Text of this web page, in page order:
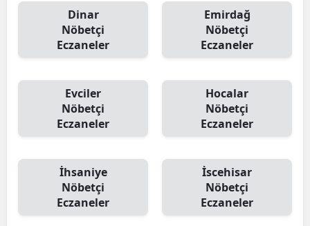
Dinar
Nöbetçi
Eczaneler
Emirdağ
Nöbetçi
Eczaneler
Evciler
Nöbetçi
Eczaneler
Hocalar
Nöbetçi
Eczaneler
İhsaniye
Nöbetçi
Eczaneler
İscehisar
Nöbetçi
Eczaneler